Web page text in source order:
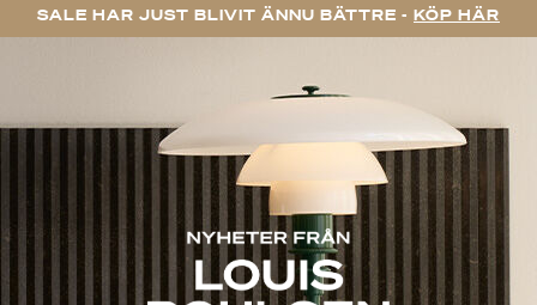
SALE HAR JUST BLIVIT ÄNNU BÄTTRE - KÖP HÄR